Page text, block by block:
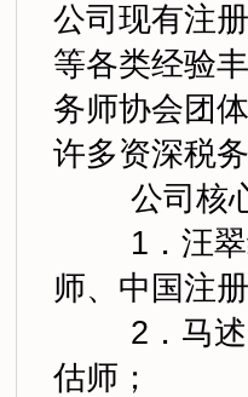
公司现有注
等各类经验
务师协会团
许多资深税
公司核
1．汪
师、中国注
2．马
估师；